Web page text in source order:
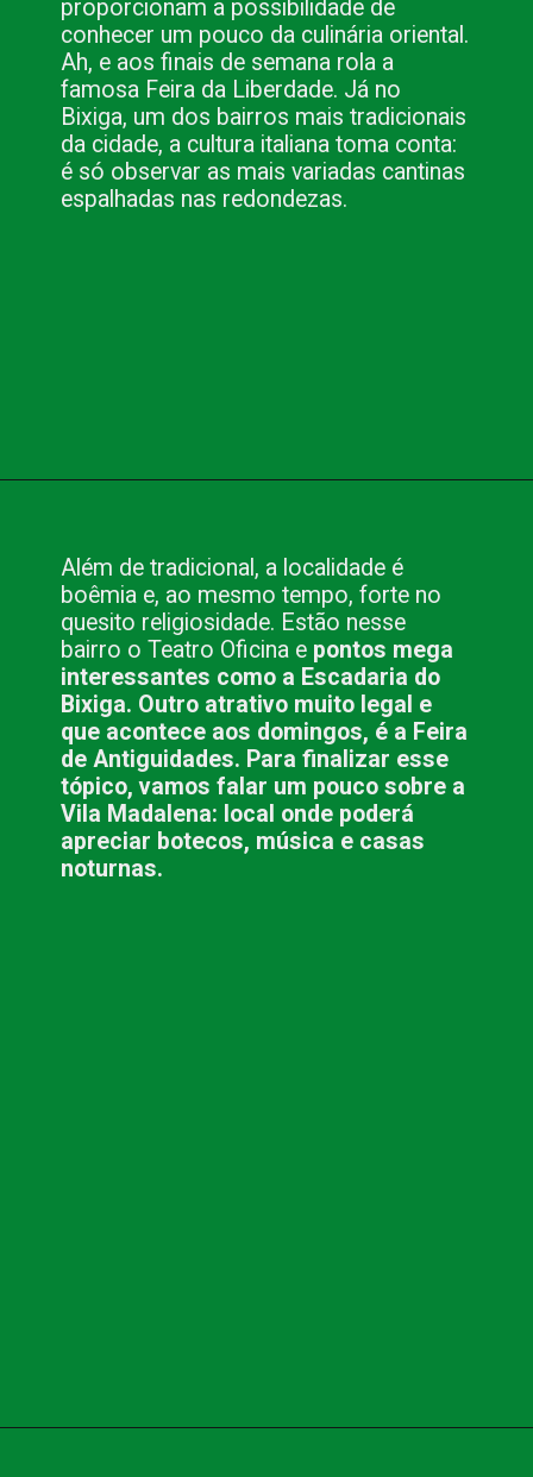
proporcionam a possibilidade de
conhecer um pouco da culinária oriental.
Ah, e aos finais de semana rola a
famosa Feira da Liberdade. Já no
Bixiga, um dos bairros mais tradicionais
da cidade, a cultura italiana toma conta:
é só observar as mais variadas cantinas
espalhadas nas redondezas.
Além de tradicional, a localidade é
boêmia e, ao mesmo tempo, forte no
quesito religiosidade. Estão nesse
bairro o Teatro Oficina e pontos mega
interessantes como a Escadaria do
Bixiga. Outro atrativo muito legal e
que acontece aos domingos, é a Feira
de Antiguidades. Para finalizar esse
tópico, vamos falar um pouco sobre a
Vila Madalena: local onde poderá
apreciar botecos, música e casas
noturnas.